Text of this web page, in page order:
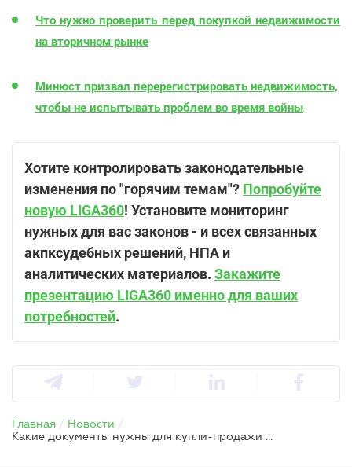
Что нужно проверить перед покупкой недвижимости
на вторичном рынке
Минюст призвал перерегистрировать недвижимость,
чтобы не испытывать проблем во время войны
Хотите контролировать законодательные
изменения по "горячим темам"? Попробуйте
новую LIGA360! Установите мониторинг
нужных для вас законов - и всех связанных
акпксудебных решений, НПА и
аналитических материалов. Закажите
презентацию LIGA360 именно для ваших
потребностей.
Главная / Новости /
Какие документы нужны для купли-продажи дома